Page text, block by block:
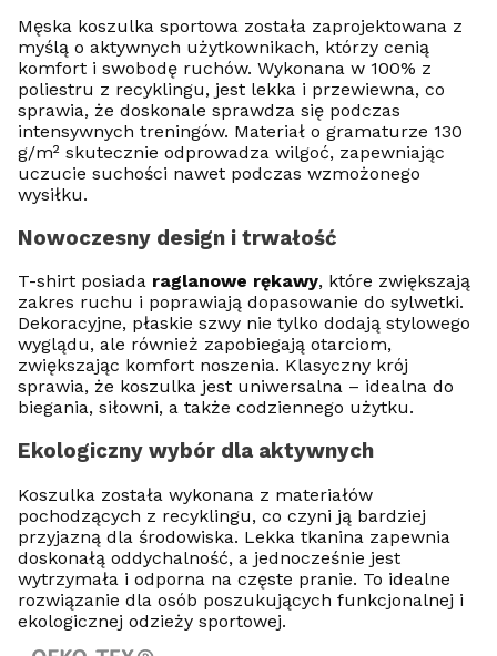
Męska koszulka sportowa została zaprojektowana z
myślą o aktywnych użytkownikach, którzy cenią
komfort i swobodę ruchów. Wykonana w 100% z
poliestru z recyklingu, jest lekka i przewiewna, co
sprawia, że doskonale sprawdza się podczas
intensywnych treningów. Materiał o gramaturze 130
g/m² skutecznie odprowadza wilgoć, zapewniając
uczucie suchości nawet podczas wzmożonego
wysiłku.
Nowoczesny design i trwałość
T-shirt posiada raglanowe rękawy, które zwiększają
zakres ruchu i poprawiają dopasowanie do sylwetki.
Dekoracyjne, płaskie szwy nie tylko dodają stylowego
wyglądu, ale również zapobiegają otarciom,
zwiększając komfort noszenia. Klasyczny krój
sprawia, że koszulka jest uniwersalna – idealna do
biegania, siłowni, a także codziennego użytku.
Ekologiczny wybór dla aktywnych
Koszulka została wykonana z materiałów
pochodzących z recyklingu, co czyni ją bardziej
przyjazną dla środowiska. Lekka tkanina zapewnia
doskonałą oddychalność, a jednocześnie jest
wytrzymała i odporna na częste pranie. To idealne
rozwiązanie dla osób poszukujących funkcjonalnej i
ekologicznej odzieży sportowej.